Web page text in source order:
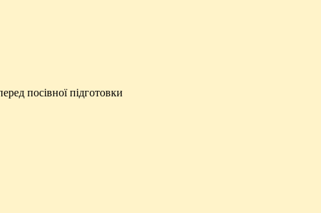
посівної підготовки